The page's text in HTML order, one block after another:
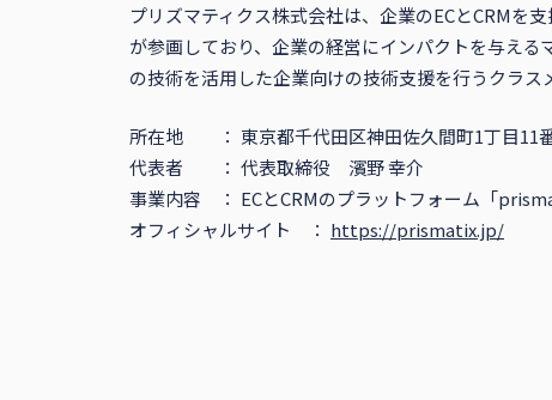
プリズマティクス株式会社は、企業のECとCRMを
が参画しており、企業の経営にインパクトを与える
の技術を活用した企業向けの技術支援を行うクラ
所在地 ： 東京都千代田区神田佐久間町1丁目11
代表者 ： 代表取締役 濱野 幸介
事業内容 ： ECとCRMのプラットフォーム「
オフィシャルサイト ： https://prismatix.jp/